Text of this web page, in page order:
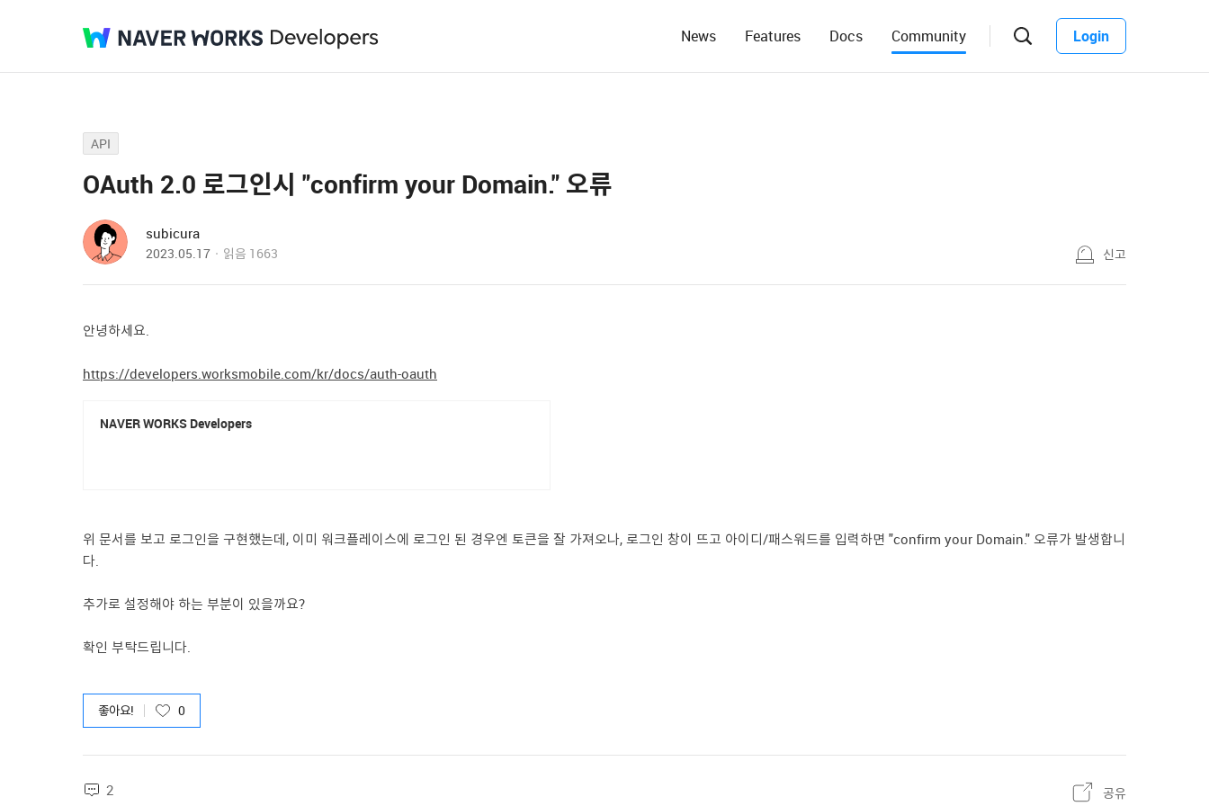
News Features Docs Community Login
API
OAuth 2.0 로그인시 "confirm your Domain." 오류
subicura
2023.05.17 읽음 1663 신고
안녕하세요.
https://developers.worksmobile.com/kr/docs/auth-oauth
NAVER WORKS Developers
위 문서를 보고 로그인을 구현했는데, 이미 워크플레이스에 로그인 된 경우엔 토큰을 잘 가져오나, 로그인 창이 뜨고 아이디/패스워드를 입력하면 "confirm your Domain." 오류가 발생합니
다.
추가로 설정해야 하는 부분이 있을까요?
확인 부탁드립니다.
좋아요! 0
2 공유